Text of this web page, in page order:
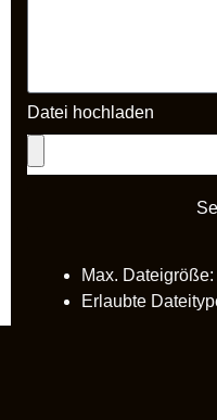
Datei hochladen
Max. Dateigröße:
Erlaubte